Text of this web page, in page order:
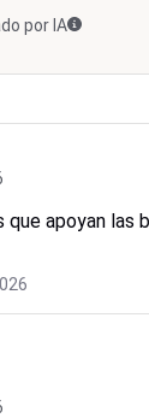
por IA
apoyan las